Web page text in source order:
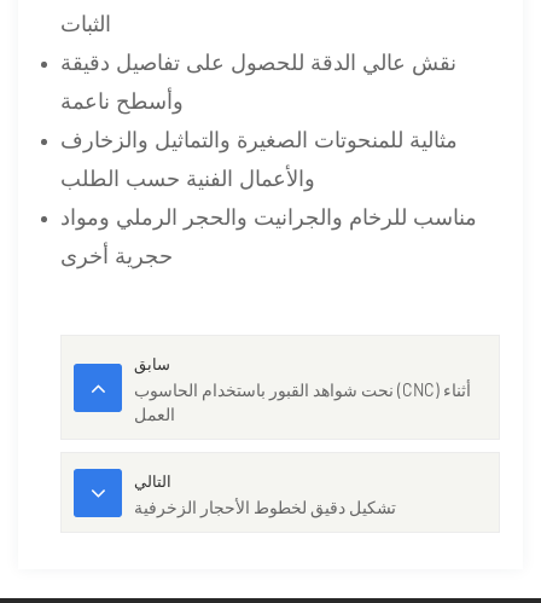
الثبات
نقش عالي الدقة للحصول على تفاصيل دقيقة
وأسطح ناعمة
مثالية للمنحوتات الصغيرة والتماثيل والزخارف
والأعمال الفنية حسب الطلب
مناسب للرخام والجرانيت والحجر الرملي ومواد
حجرية أخرى
سابق
نحت شواهد القبور باستخدام الحاسوب (CNC) أثناء
العمل
التالي
تشكيل دقيق لخطوط الأحجار الزخرفية